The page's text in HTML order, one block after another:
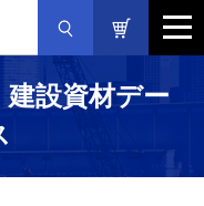
建設資材デー